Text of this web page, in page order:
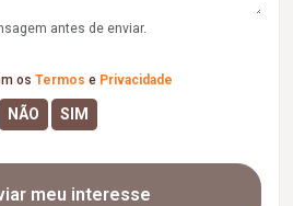
antes de enviar.
os Termos e Privacidade
meu interesse